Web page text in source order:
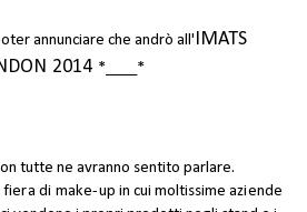
annunciare che andrò all' IMATS
2014 *____*
tutte ne avranno sentito parlare.
fiera di make-up in cui moltissime aziende